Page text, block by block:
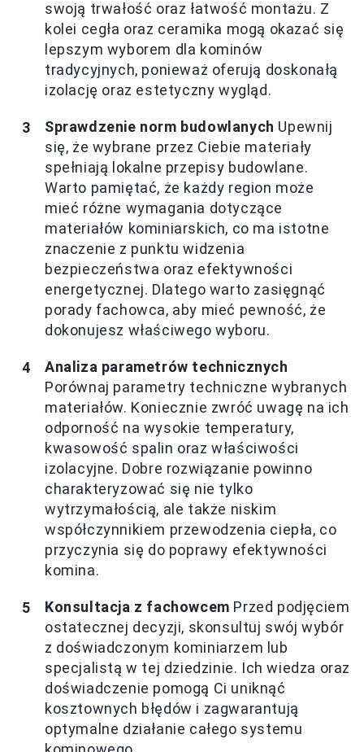
swoją trwałość oraz łatwość montażu. Z
kolei cegła oraz ceramika mogą okazać się
lepszym wyborem dla kominów
tradycyjnych, ponieważ oferują doskonałą
izolację oraz estetyczny wygląd.
Sprawdzenie norm budowlanych Upewnij
się, że wybrane przez Ciebie materiały
spełniają lokalne przepisy budowlane.
Warto pamiętać, że każdy region może
mieć różne wymagania dotyczące
materiałów kominiarskich, co ma istotne
znaczenie z punktu widzenia
bezpieczeństwa oraz efektywności
energetycznej. Dlatego warto zasięgnąć
porady fachowca, aby mieć pewność, że
dokonujesz właściwego wyboru.
Analiza parametrów technicznych
Porównaj parametry techniczne wybranych
materiałów. Koniecznie zwróć uwagę na ich
odporność na wysokie temperatury,
kwasowość spalin oraz właściwości
izolacyjne. Dobre rozwiązanie powinno
charakteryzować się nie tylko
wytrzymałością, ale także niskim
współczynnikiem przewodzenia ciepła, co
przyczynia się do poprawy efektywności
komina.
Konsultacja z fachowcem Przed podjęciem
ostatecznej decyzji, skonsultuj swój wybór
z doświadczonym kominiarzem lub
specjalistą w tej dziedzinie. Ich wiedza oraz
doświadczenie pomogą Ci uniknąć
kosztownych błędów i zagwarantują
optymalne działanie całego systemu